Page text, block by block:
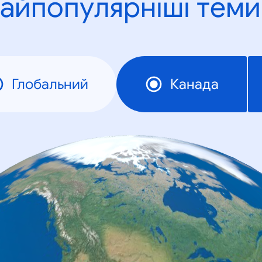
Глобальний Канада